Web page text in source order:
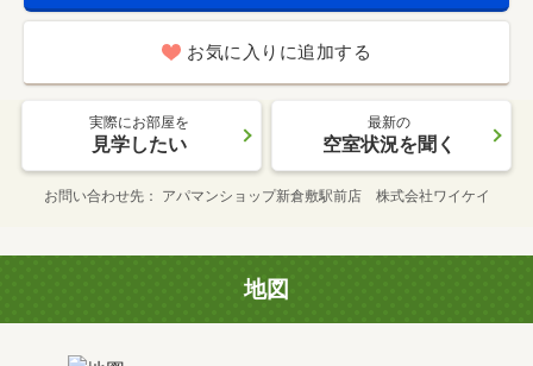
お気に入りに追加する
実際にお部屋を
見学したい
最新の
空室状況を聞く
お問い合わせ先 アパマンショップ新倉敷駅前店 株式会社ワイケイ
地図